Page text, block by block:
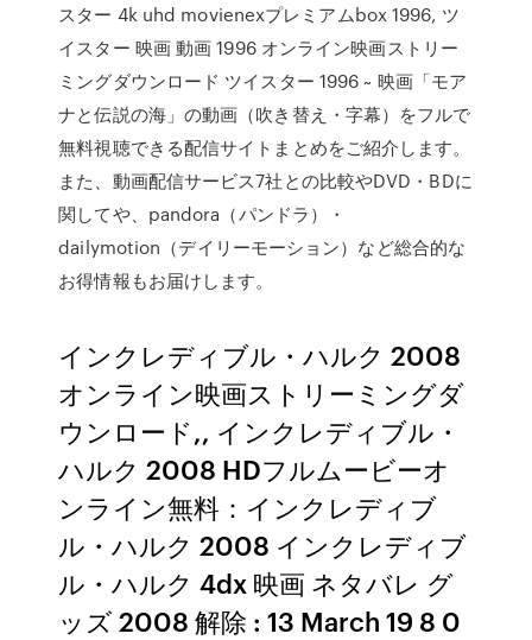
スター 4k uhd movienexプレミアムbox 1996, ツ
イスター 映画 動画 1996 オンライン映画ストリー
ミングダウンロード ツイスター 1996 ~ 映画「モア
ナと伝説の海」の動画（吹き替え・字幕）をフルで
無料視聴できる配信サイトまとめをご紹介します。
また、動画配信サービス7社との比較やDVD・BDに
関してや、pandora（パンドラ）・
dailymotion（デイリーモーション）など総合的な
お得情報もお届けします。
インクレディブル・ハルク 2008
オンライン映画ストリーミングダ
ウンロード,, インクレディブル・
ハルク 2008 HDフルムービーオ
ンライン無料：インクレディブ
ル・ハルク 2008 インクレディブ
ル・ハルク 4dx 映画 ネタバレ グ
ッズ 2008 解除 : 13 March 19 8 0